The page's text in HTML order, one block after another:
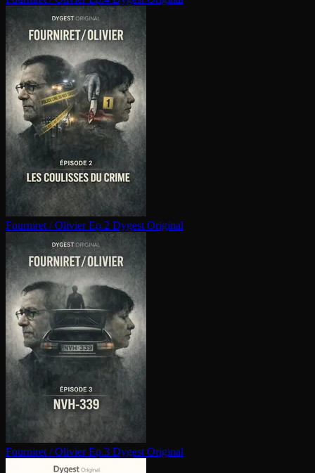
Fourniret / Olivier Ep.2 Dygest Original
Fourniret / Olivier Ep.3 Dygest Original